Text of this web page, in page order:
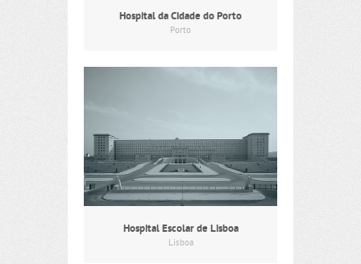
Hospital da Cidade do Porto
Porto
Hospital Escolar de Lisboa
Lisboa